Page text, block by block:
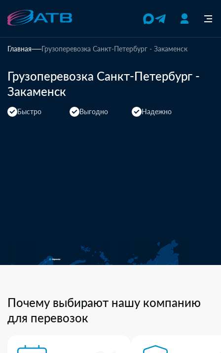
Главная Грузоперевозка Санкт-Петербург - Закаменск
Грузоперевозка Санкт-Петербург -
Закаменск
Быстро Выгодно Надежно
Почему выбирают нашу компанию
для перевозок